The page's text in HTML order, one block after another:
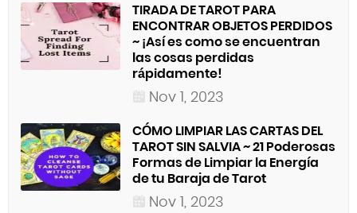
TIRADA DE TAROT PARA
ENCONTRAR OBJETOS PERDIDOS
~ ¡Así es como se encuentran
las cosas perdidas
rápidamente!
Nov 1, 2023
CÓMO LIMPIAR LAS CARTAS DEL
TAROT SIN SALVIA ~ 21 Poderosas
Formas de Limpiar la Energía
de tu Baraja de Tarot
Nov 1, 2023